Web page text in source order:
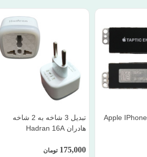
فلت ویبره اپل Apple IPhone
تبدیل 3 شاخه به 2 شاخه
هادران Hadran 16A
175,000 تومان